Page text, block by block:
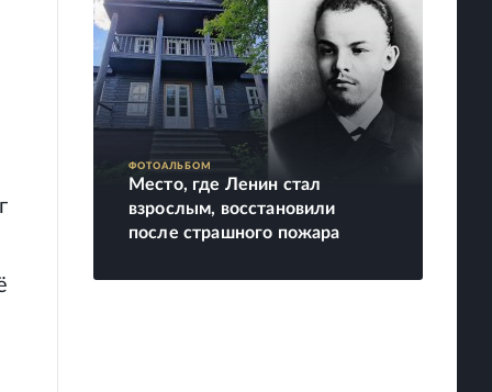
ФОТОАЛЬБОМ
Место, где Ленин стал
взрослым, восстановили
после страшного пожара